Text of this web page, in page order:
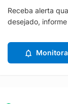
Receba alerta
desejado,